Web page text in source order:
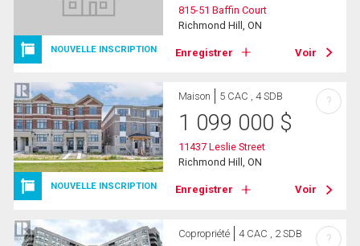
NOUVELLE INSCRIPTION
815-51 Baffin Court
Richmond Hill, ON
Enregistrer Voir
NOUVELLE INSCRIPTION
Maison 5 CAC , 4 SDB
1 099 000 $
11437 Leslie Street
Richmond Hill, ON
Enregistrer Voir
?
Copropriété 4 CAC , 2 SDB ?